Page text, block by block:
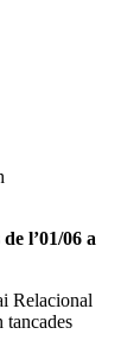
l’01/06 a
Relacional
tancades